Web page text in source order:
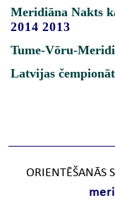
Meridiāna Nakts
2014 2013
Tume-Vōru-
Latvijas
ORIENTĒŠANĀS